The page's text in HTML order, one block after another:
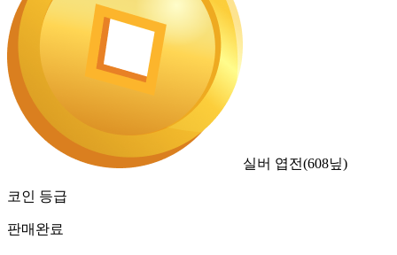
실버 엽전(608닢)
코인 등급
판매완료